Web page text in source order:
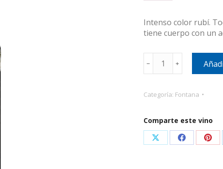
Intenso color rubí.
tiene cuerpo con un
Chateau
Bordeaux
cantidad
﹣ ﹢
Categoría: Fontana
Comparte este vino
Share Share